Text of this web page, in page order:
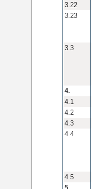
3.22
3.23
3.3
4.
4.1
4.2
4.3
4.4
4.5
5.